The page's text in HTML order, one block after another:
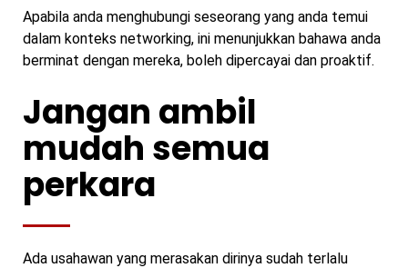
Apabila anda menghubungi seseorang yang anda temui
dalam konteks networking, ini menunjukkan bahawa anda
berminat dengan mereka, boleh dipercayai dan proaktif.
Jangan ambil
mudah semua
perkara
Ada usahawan yang merasakan dirinya sudah terlalu